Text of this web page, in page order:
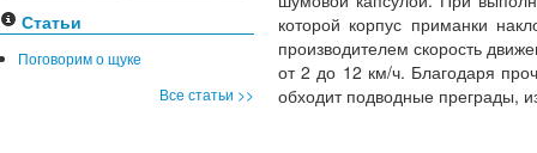
Статьи
Поговорим о щуке
Все статьи >>
которой корпус приманки
производителем скорость
от 2 до 12 км/ч. Благодаря
обходит подводные преграды,